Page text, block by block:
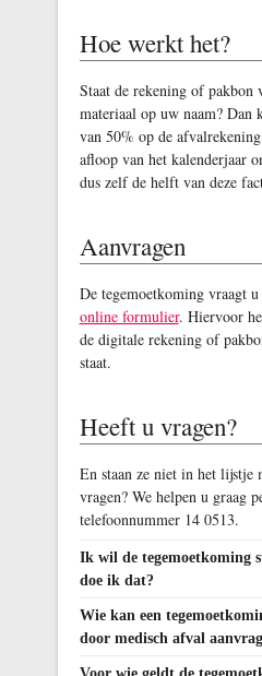
Hoe werkt het?
Staat de rekening of pakbon
materiaal op uw naam? Dan
van 50% op de
afloop van het kalenderjaar
dus zelf de helft van deze
Aanvragen
De tegemoetkoming vraagt
online formulier. Hiervoor
de digitale rekening of
staat.
Heeft u vragen?
En staan ze niet in het lijstje
vragen? We helpen u graag
telefoonnummer 14 0513.
Ik wil de tegemoetkoming
doe ik dat?
Wie kan een
door medisch afval